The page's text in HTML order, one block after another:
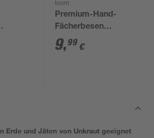
cm
toom
Premium-Hand-
Fächerbesen
Carbonstahl 9 Zinken
43 cm
9,99 €
Erde und Jäten von Unkraut geeignet